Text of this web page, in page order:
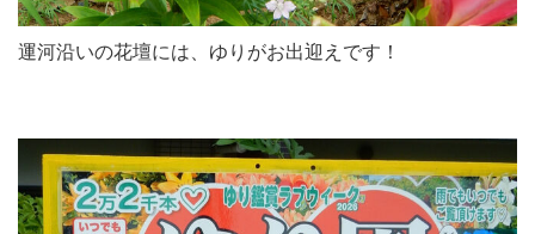
運河沿いの花壇には、ゆりがお出迎えです！